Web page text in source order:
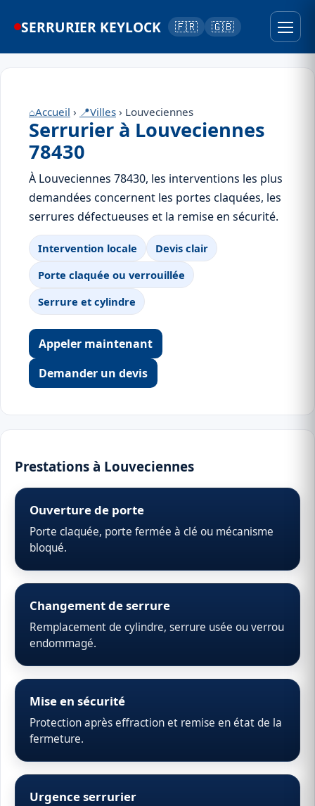
SERRURIER KEYLOCK 🇫🇷 🇬🇧
⌂Accueil › 📍Villes › Louveciennes
Serrurier à Louveciennes
78430
À Louveciennes 78430, les interventions les plus
demandées concernent les portes claquées, les
serrures défectueuses et la remise en sécurité.
Intervention locale
Devis clair
Porte claquée ou verrouillée
Serrure et cylindre
Appeler maintenant
Demander un devis
Prestations à Louveciennes
Ouverture de porte
Porte claquée, porte fermée à clé ou mécanisme
bloqué.
Changement de serrure
Remplacement de cylindre, serrure usée ou verrou
endommagé.
Mise en sécurité
Protection après effraction et remise en état de la
fermeture.
Urgence serrurier